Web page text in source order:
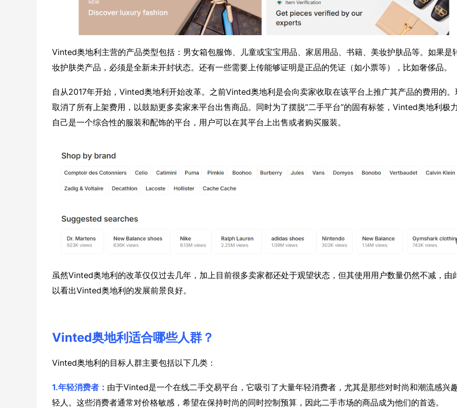
Vinted奥地利主营的产品类型包括：男女箱包服饰、儿童或宝宝用品、家居用品、书籍、美妆护肤品等。如果是
妆护肤类产品，必须是全新未开封状态。还有一些需要上传能够证明是正品的凭证（如小票等），比如奢侈品。
自从2017年开始，Vinted奥地利开始改革。之前Vinted奥地利是会向卖家收取在该平台上推广其产品的费用的。
取消了所有上架费用，以鼓励更多卖家来平台出售商品。同时为了摆脱“二手平台”的固有标签，Vinted奥地利极
自己是一个综合性的服装和配饰的平台，用户可以在其平台上出售或者购买服装。
虽然Vinted奥地利的改革仅仅过去几年，加上目前很多卖家都还处于观望状态，但其使用用户数量仍然不减，由
以看出Vinted奥地利的发展前景良好。
Vinted奥地利适合哪些人群？
Vinted奥地利的目标人群主要包括以下几类：
1.年轻消费者： 由于Vinted是一个在线二手交易平台，它吸引了大量年轻消费者，尤其是那些对时尚和潮流感兴
轻人。这些消费者通常对价格敏感，希望在保持时尚的同时控制预算，因此二手市场的商品成为他们的首选。